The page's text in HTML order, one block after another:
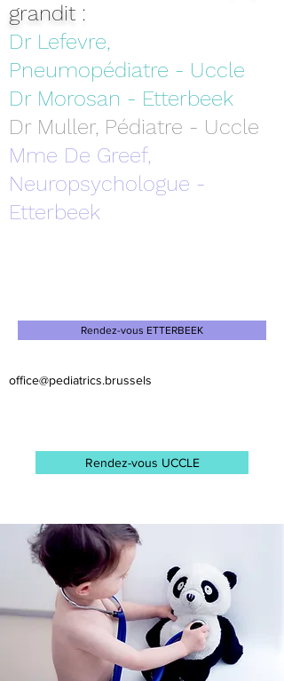
grandit :
Dr Lefevre,
Pneumopédiatre - Uccle
Dr Morosan - Etterbeek
Dr Muller, Pédiatre - Uccle
Mme De Greef,
Neuropsychologue -
Etterbeek
Rendez-vous ETTERBEEK
office@pediatrics.brussels
Rendez-vous UCCLE